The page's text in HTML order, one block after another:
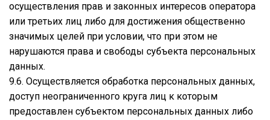
осуществления прав и законных интересов оператора
или третьих лиц либо для достижения общественно
значимых целей при условии, что при этом не
нарушаются права и свободы субъекта персональных
данных.
9.6. Осуществляется обработка персональных данных,
доступ неограниченного круга лиц к которым
предоставлен субъектом персональных данных либо